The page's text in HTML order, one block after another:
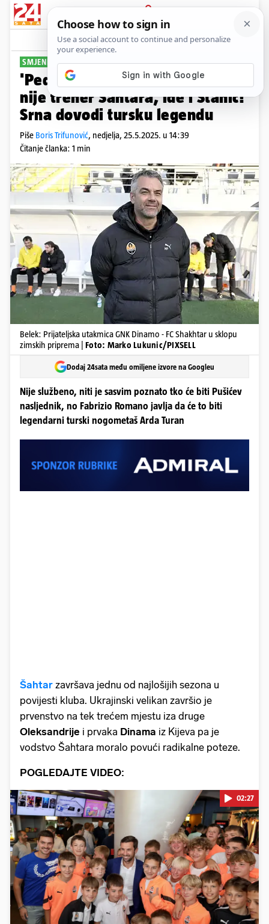
PRIJAVA
Sport Komentari
SMJENE U UKRAJINI
'Pedala' Hrvatima: Pušić više
nije trener Šahtara, ide i Stanić!
Srna dovodi tursku legendu
Piše Boris Trifunović, nedjelja, 25.5.2025. u 14:39
Čitanje članka: 1 min
Belek: Prijateljska utakmica GNK Dinamo - FC Shakhtar u sklopu
zimskih priprema | Foto: Marko Lukunic/PIXSELL
Dodaj 24sata među omiljene izvore na Googleu
Nije službeno, niti je sasvim poznato tko će biti Pušićev
nasljednik, no Fabrizio Romano javlja da će to biti
legendarni turski nogometaš Arda Turan
Šahtar završava jednu od najlošijih sezona u
povijesti kluba. Ukrajinski velikan završio je
prvenstvo na tek trećem mjestu iza druge
Oleksandrije i prvaka Dinama iz Kijeva pa je
vodstvo Šahtara moralo povući radikalne poteze.
POGLEDAJTE VIDEO:
Pokretanje videa...
02:27